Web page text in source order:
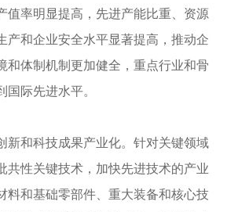
值率明显提高，先进产能比重、资源
产和企业安全水平显著提高，推动企
和体制机制更加健全，重点行业和骨
际先进水平。
和科技成果产业化。针对关键领域
共性关键技术，加快先进技术的产业
料和基础零部件、重大装备和核心技